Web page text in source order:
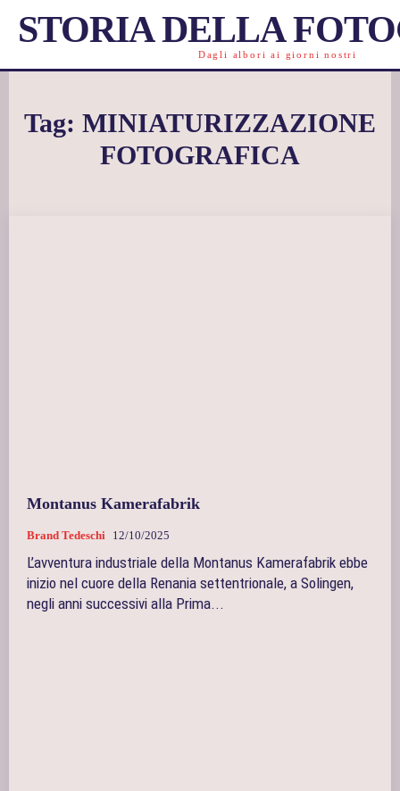
STORIA DELLA
Dagli albori ai giorni nostri
Tag: MINIATURIZZAZIONE
FOTOGRAFICA
Montanus Kamerafabrik
Brand Tedeschi 12/10/2025
L’avventura industriale della Montanus Kamerafabrik ebbe
inizio nel cuore della Renania settentrionale, a Solingen,
negli anni successivi alla Prima...